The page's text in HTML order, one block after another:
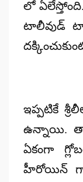
లో
టాలీవుడ్
ఇప్పటికే
ఉన్నాయి.
ఏకంగా
హీరోయిన్ గా